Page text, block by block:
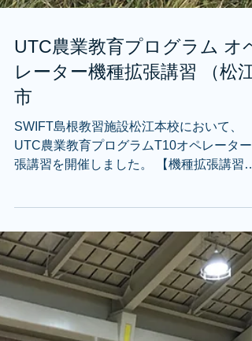
UTC農業教育プログラム オペ